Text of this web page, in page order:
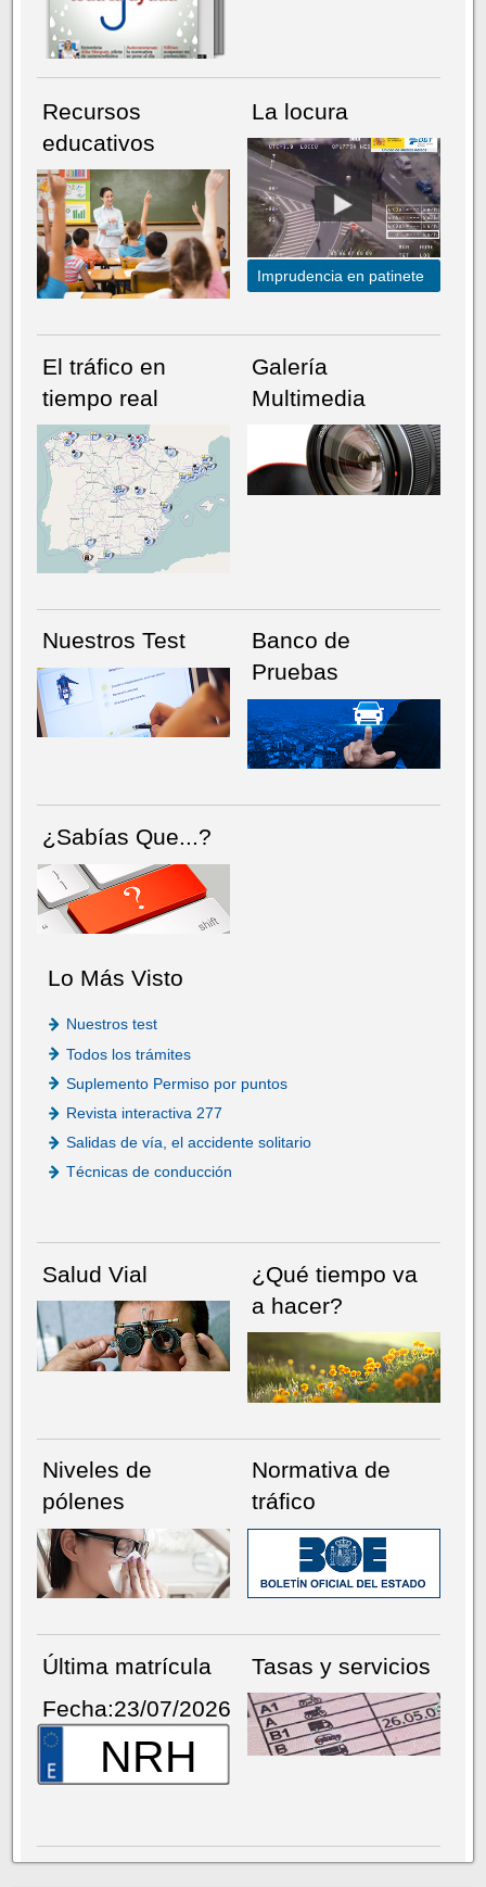
NÚMERO ACTUALHEMEROTECA
Recursos
educativos
La locura
Imprudencia en patinete
El tráfico en
tiempo real
Galería
Multimedia
Nuestros Test
Banco de
Pruebas
¿Sabías Que...?
Lo Más Visto
Nuestros test
Todos los trámites
Suplemento Permiso por puntos
Revista interactiva 277
Salidas de vía, el accidente solitario
Técnicas de conducción
Salud Vial
¿Qué tiempo va
a hacer?
Niveles de
pólenes
Normativa de
tráfico
Última matrícula
Fecha:23/07/2026
NRH
Tasas y servicios